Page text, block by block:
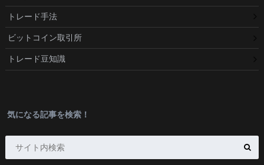
トレード手法
ビットコイン取引所
トレード豆知識
気になる記事を検索！